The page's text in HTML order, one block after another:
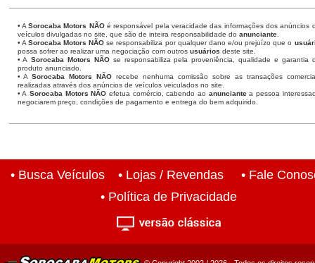
• ASorocaba Motors NÃOé responsável pela veracidade das informações dos anúncios
veículos divulgadas no site, que são de inteira responsabilidade do anunciante.
• A Sorocaba Motors NÃO se responsabiliza por qualquer dano e/ou prejuízo que o
possa sofrer ao realizar uma negociação com outros usuários deste site.
• A Sorocaba Motors NÃOse responsabiliza pela proveniência, qualidade e garantia
produto anunciado.
• ASorocaba Motors NÃO recebe nenhuma comissão sobre as transações
realizadas através dos anúncios de veículos veiculados no site.
• A Sorocaba Motors NÃO efetua comércio, cabendo ao anunciantea pessoa
negociarem preço, condições de pagamento e entrega do bem adquirido.